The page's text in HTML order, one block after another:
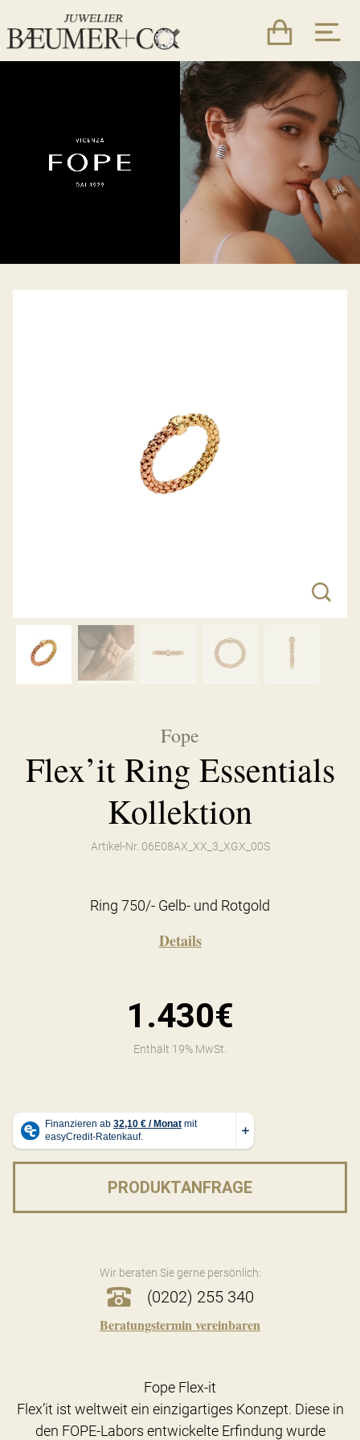
Fope
Flex’it Ring Essentials
Kollektion
Artikel-Nr. 06E08AX_XX_3_XGX_00S
Ring 750/- Gelb- und Rotgold
Details
1.430€
Enthält 19% MwSt.
PRODUKTANFRAGE
Wir beraten Sie gerne persönlich:
(0202) 255 340
Beratungstermin vereinbaren
Fope Flex-it
Flex’it ist weltweit ein einzigartiges Konzept. Diese in
den FOPE-Labors entwickelte Erfindung wurde